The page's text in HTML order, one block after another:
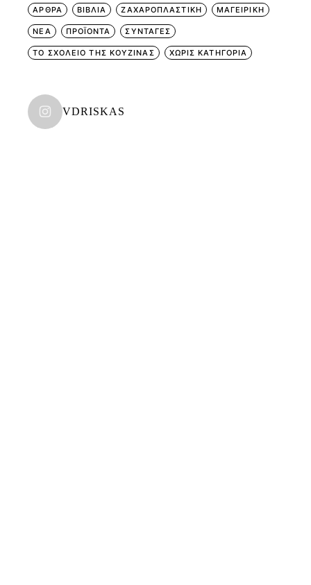
ΑΡΘΡΑ ΒΙΒΛΙΑ ΖΑΧΑΡΟΠΛΑΣΤΙΚΗ ΜΑΓΕΙΡΙΚΗ
ΝΕΑ ΠΡΟΪΟΝΤΑ ΣΥΝΤΑΓΕΣ
ΤΟ ΣΧΟΛΕΙΟ ΤΗΣ ΚΟΥΖΙΝΑΣ ΧΩΡΊΣ ΚΑΤΗΓΟΡΊΑ
VDRISKAS